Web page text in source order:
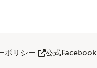
ポリシー 別タブで開く
公式Facebook